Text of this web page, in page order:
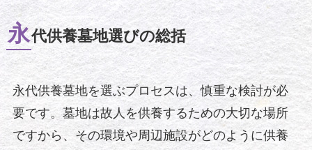
永代供養墓地選びの総括
永代供養墓地を選ぶプロセスは、慎重な検討が必
要です。墓地は故人を供養するための大切な場所
ですから、その環境や周辺施設がどのように供養